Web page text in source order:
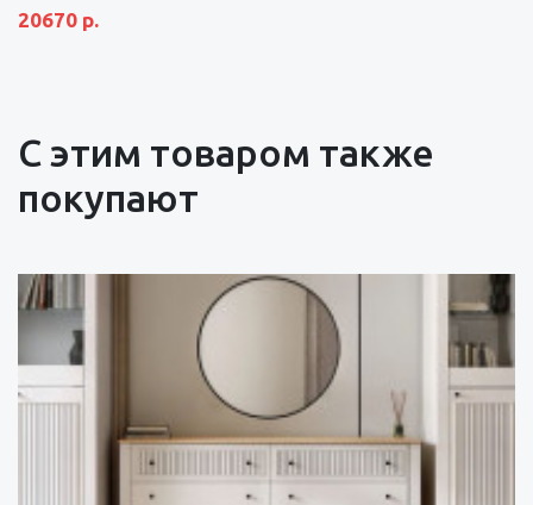
20670 р.
С этим товаром также
покупают